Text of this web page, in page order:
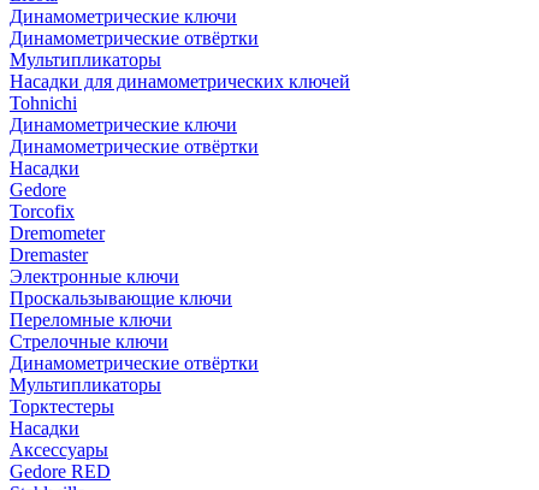
Динамометрические ключи
Динамометрические отвёртки
Мультипликаторы
Насадки для динамометрических ключей
Tohnichi
Динамометрические ключи
Динамометрические отвёртки
Насадки
Gedore
Torcofix
Dremometer
Dremaster
Электронные ключи
Проскальзывающие ключи
Переломные ключи
Стрелочные ключи
Динамометрические отвёртки
Мультипликаторы
Торктестеры
Насадки
Аксессуары
Gedore RED